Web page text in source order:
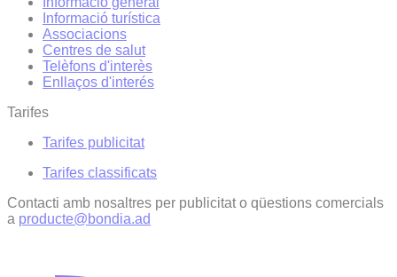
Informació turística
Associacions
Centres de salut
Telèfons d'interès
Enllaços d'interés
Tarifes
Tarifes publicitat
Tarifes classificats
Contacti amb nosaltres per publicitat o qüestions comercials
a producte@bondia.ad